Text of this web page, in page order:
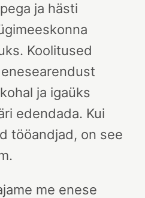
ja hästi
Koolitused
ja igaüks
edendada. Kui
tööandjad, on see
me enese